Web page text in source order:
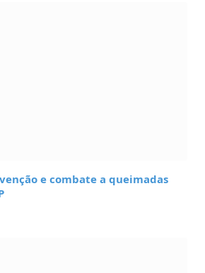
e combate a queimadas